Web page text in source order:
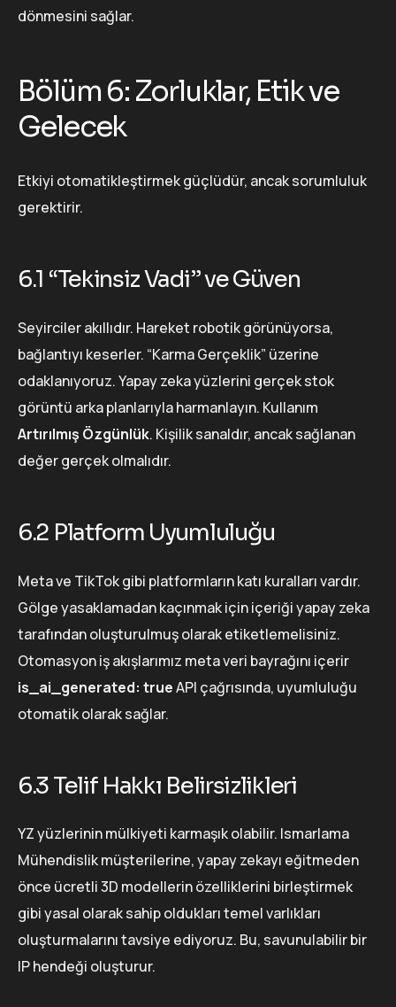
dönmesini sağlar.
Bölüm 6: Zorluklar, Etik ve
Gelecek
Etkiyi otomatikleştirmek güçlüdür, ancak sorumluluk
gerektirir.
6.1 “Tekinsiz Vadi” ve Güven
Seyirciler akıllıdır. Hareket robotik görünüyorsa,
bağlantıyı keserler. “Karma Gerçeklik” üzerine
odaklanıyoruz. Yapay zeka yüzlerini gerçek stok
görüntü arka planlarıyla harmanlayın. Kullanım
Artırılmış Özgünlük. Kişilik sanaldır, ancak sağlanan
değer gerçek olmalıdır.
6.2 Platform Uyumluluğu
Meta ve TikTok gibi platformların katı kuralları vardır.
Gölge yasaklamadan kaçınmak için içeriği yapay zeka
tarafından oluşturulmuş olarak etiketlemelisiniz.
Otomasyon iş akışlarımız meta veri bayrağını içerir
is_ai_generated: trueAPI çağrısında, uyumluluğu
otomatik olarak sağlar.
6.3 Telif Hakkı Belirsizlikleri
YZ yüzlerinin mülkiyeti karmaşık olabilir. Ismarlama
Mühendislik müşterilerine, yapay zekayı eğitmeden
önce ücretli 3D modellerin özelliklerini birleştirmek
gibi yasal olarak sahip oldukları temel varlıkları
oluşturmalarını tavsiye ediyoruz. Bu, savunulabilir bir
IP hendeği oluşturur.